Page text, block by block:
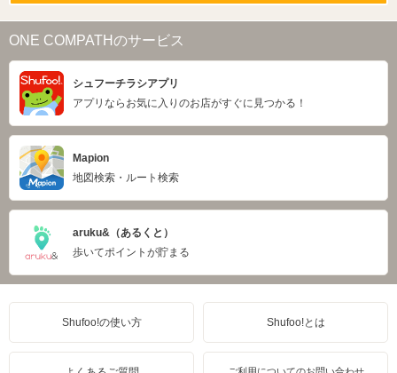
ONE COMPATHのサービス
シュフーチラシアプリ
アプリならお気に入りのお店がすぐに見つかる！
Mapion
地図検索・ルート検索
aruku&（あるくと）
歩いてポイントが貯まる
Shufoo!の使い方 Shufoo!とは